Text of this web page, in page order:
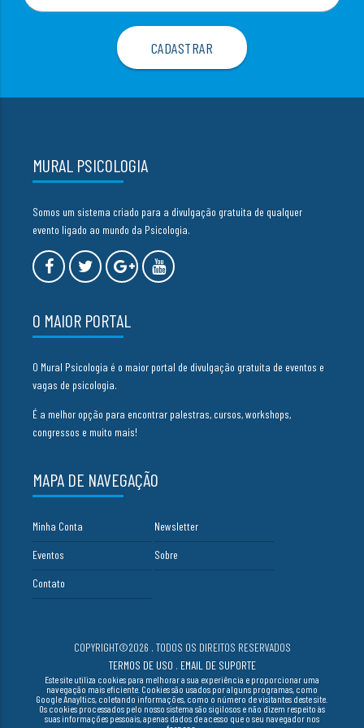
MURAL PSICOLOGIA
Somos um sistema criado para a divulgação gratuita de qualquer
evento ligado ao mundo da Psicologia.
O MAIOR PORTAL
O Mural Psicologia é o maior portal de divulgação gratuita de eventos e
vagas de psicologia.
É a melhor opção para encontrar palestras, cursos, workshops,
congressos e muito mais!
MAPA DE NAVEGAÇÃO
Minha Conta Newsletter
Eventos Sobre
Contato
COPYRIGHT©2026 . TODOS OS DIREITOS RESERVADOS
TERMOS DE USO . EMAIL DE SUPORTE
Este site utiliza cookies para melhorar a sua experiência e proporcionar uma
navegação mais eficiente. Cookies são usados por alguns programas, como
Google Anayltics, coletando informações, como o número de visitantes deste site.
Os cookies processados pelo nosso sistema são sigilosos e não dizem respeito às
suas informações pessoais, apenas dados de acesso que o seu navegador nos